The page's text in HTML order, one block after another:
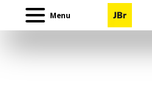
Menu